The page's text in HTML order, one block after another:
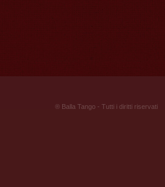
® Balla Tango - Tutti i diritti riservati